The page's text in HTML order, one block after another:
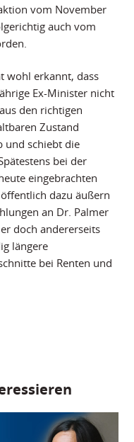
vom November
auch vom
wohl erkannt, dass
Ex-Minister nicht
den richtigen
Zustand
und schiebt die
bei der
eingebrachten
dazu äußern
an Dr. Palmer
doch andererseits
längere
bei Renten und